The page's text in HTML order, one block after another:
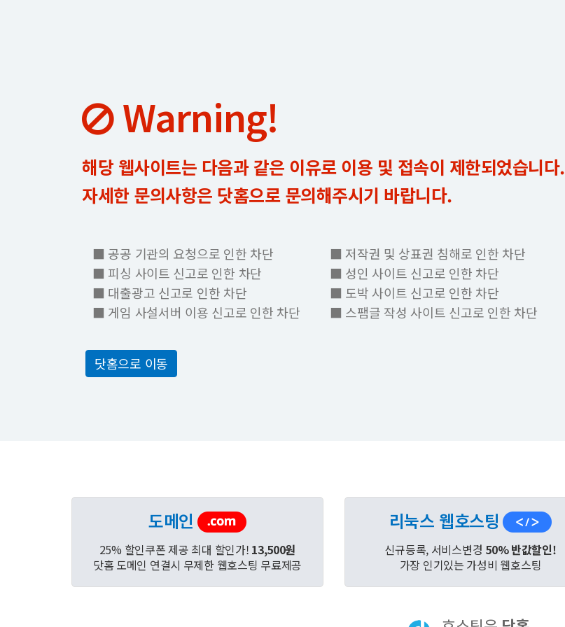
Warning!
해당 웹사이트는 다음과 같은 이유로 이용 및 접속이 제한되었습니다.
자세한 문의사항은 닷홈으로 문의해주시기 바랍니다.
■ 공공 기관의 요청으로 인한 차단
■ 피싱 사이트 신고로 인한 차단
■ 대출광고 신고로 인한 차단
■ 게임 사설서버 이용 신고로 인한 차단
■ 저작권 및 상표권 침해로 인한 차단
■ 성인 사이트 신고로 인한 차단
■ 도박 사이트 신고로 인한 차단
■ 스팸글 작성 사이트 신고로 인한 차단
닷홈으로 이동
도메인
25% 할인쿠폰 제공 최대 할인가! 13,500원
닷홈 도메인 연결시 무제한 웹호스팅 무료제공
리눅스 웹호스팅
신규등록, 서비스변경 50% 반값할인!
가장 인기있는 가성비 웹호스팅